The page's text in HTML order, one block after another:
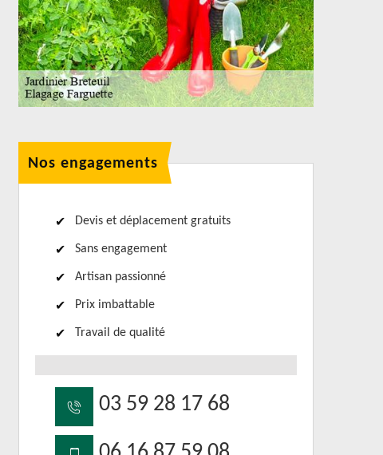
Nos engagements
Devis et déplacement gratuits
Sans engagement
Artisan passionné
Prix imbattable
Travail de qualité
03 59 28 17 68